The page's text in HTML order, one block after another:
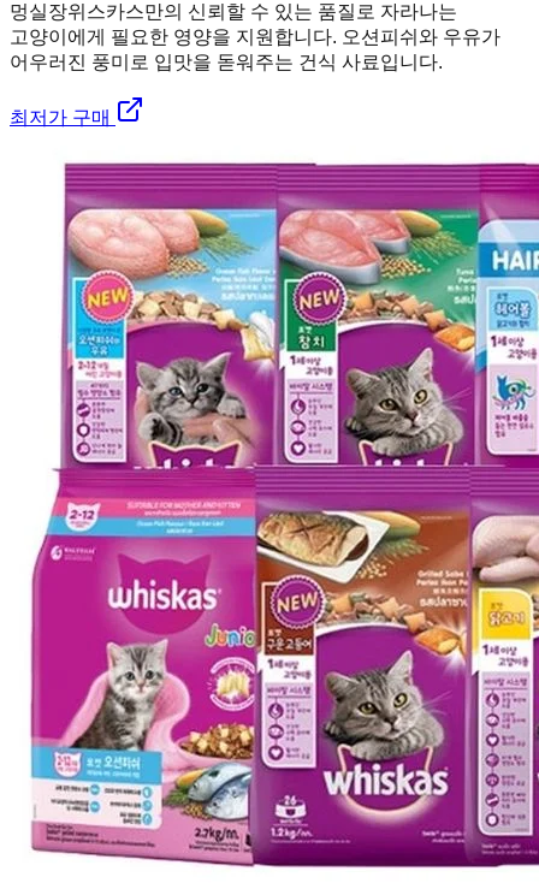
멍실장위스카스만의 신뢰할 수 있는 품질로 자라나는
고양이에게 필요한 영양을 지원합니다. 오션피쉬와 우유가
어우러진 풍미로 입맛을 돋워주는 건식 사료입니다.
최저가 구매